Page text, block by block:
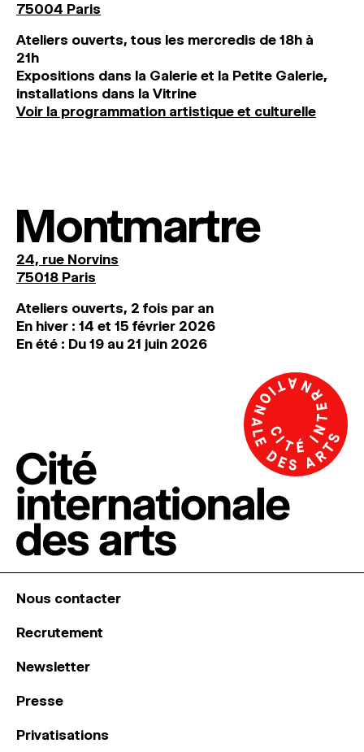
75004 Paris
Ateliers ouverts, tous les mercredis de 18h à
21h
Expositions dans la Galerie et la Petite Galerie,
installations dans la Vitrine
Voir la programmation artistique et culturelle
Montmartre
24, rue Norvins
75018 Paris
Ateliers ouverts, 2 fois par an
En hiver : 14 et 15 février 2026
En été : Du 19 au 21 juin 2026
Nous contacter
Recrutement
Newsletter
Presse
Privatisations